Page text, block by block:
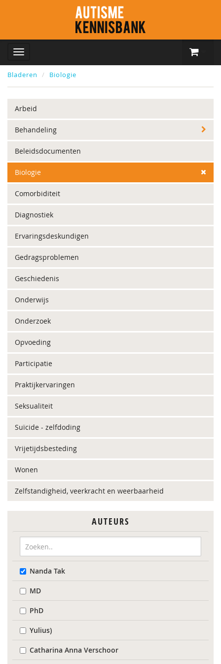
Bladeren Biologie
Arbeid
Behandeling
Beleidsdocumenten
Biologie
Comorbiditeit
Diagnostiek
Ervaringsdeskundigen
Gedragsproblemen
Geschiedenis
Onderwijs
Onderzoek
Opvoeding
Participatie
Praktijkervaringen
Seksualiteit
Suïcide - zelfdoding
Vrijetijdsbesteding
Wonen
Zelfstandigheid, veerkracht en weerbaarheid
AUTEURS
Nanda Tak
MD
PhD
Yulius)
Catharina Anna Verschoor